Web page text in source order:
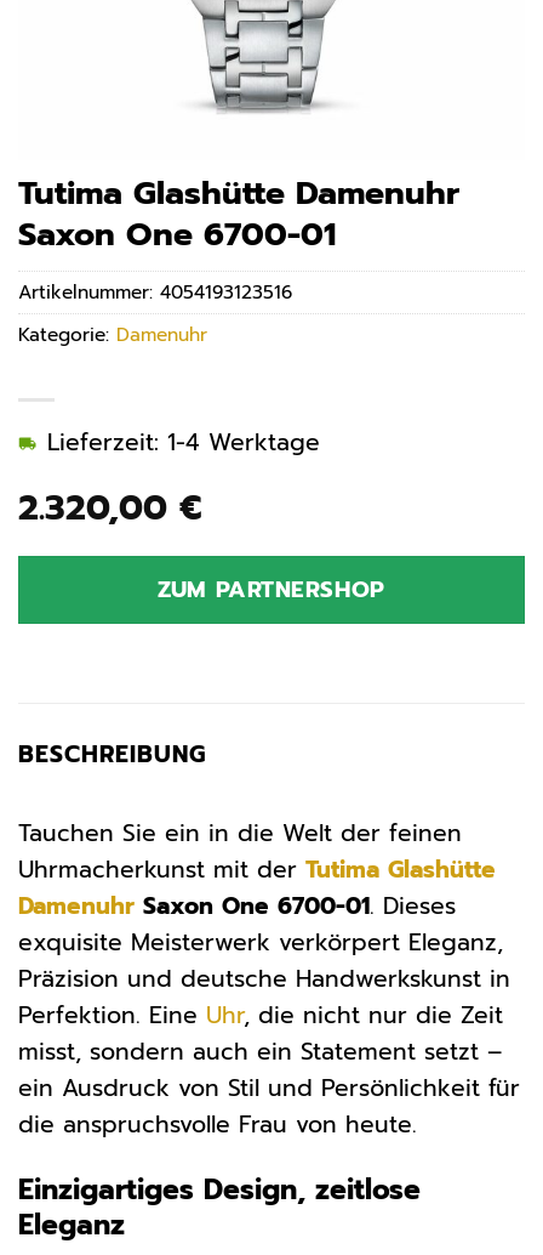
Tutima Glashütte Damenuhr
Saxon One 6700-01
2.320,00 €
Lieferzeit: 1-4 Werktage
ZUM PARTNERSHOP
Artikelnummer: 4054193123516
Kategorie: Damenuhr
BESCHREIBUNG
Tauchen Sie ein in die Welt der feinen
Uhrmacherkunst mit der Tutima Glashütte
Damenuhr Saxon One 6700-01. Dieses
exquisite Meisterwerk verkörpert Eleganz,
Präzision und deutsche Handwerkskunst in
Perfektion. Eine Uhr, die nicht nur die Zeit
misst, sondern auch ein Statement setzt –
ein Ausdruck von Stil und Persönlichkeit für
die anspruchsvolle Frau von heute.
Einzigartiges Design, zeitlose
Eleganz